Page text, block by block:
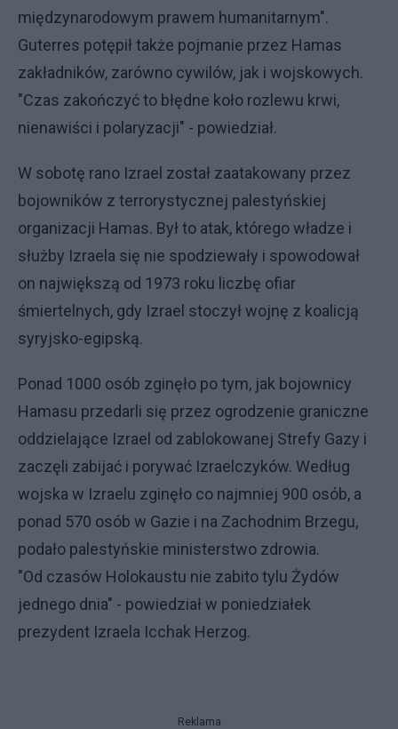
międzynarodowym prawem humanitarnym".
Guterres potępił także pojmanie przez Hamas
zakładników, zarówno cywilów, jak i wojskowych.
"Czas zakończyć to błędne koło rozlewu krwi,
nienawiści i polaryzacji" - powiedział.
W sobotę rano Izrael został zaatakowany przez
bojowników z terrorystycznej palestyńskiej
organizacji Hamas. Był to atak, którego władze i
służby Izraela się nie spodziewały i spowodował
on największą od 1973 roku liczbę ofiar
śmiertelnych, gdy Izrael stoczył wojnę z koalicją
syryjsko-egipską.
Ponad 1000 osób zginęło po tym, jak bojownicy
Hamasu przedarli się przez ogrodzenie graniczne
oddzielające Izrael od zablokowanej Strefy Gazy i
zaczęli zabijać i porywać Izraelczyków. Według
wojska w Izraelu zginęło co najmniej 900 osób, a
ponad 570 osób w Gazie i na Zachodnim Brzegu,
podało palestyńskie ministerstwo zdrowia.
"Od czasów Holokaustu nie zabito tylu Żydów
jednego dnia" - powiedział w poniedziałek
prezydent Izraela Icchak Herzog.
Reklama